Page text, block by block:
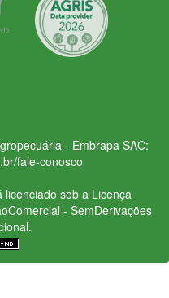
- Embrapa SAC:
fale-conosco
sob a Licença
- SemDerivações